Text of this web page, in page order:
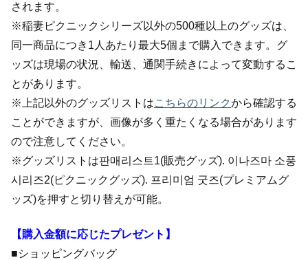
されます。
※稲妻ピクニックシリーズ以外の500種以上のグッズは、
同一商品につき1人あたり最大5個まで購入できます。グ
ッズは現場の状況、輸送、通関手続きによって変動するこ
とがあります。
※上記以外のグッズリストはこちらのリンクから確認する
ことができますが、画像が多く重たくなる場合があります
ので注意してください。
※グッズリストは판매리스트1(販売グッズ). 이나즈마 소풍
시리즈2(ピクニックグッズ). 프리미엄 굿즈(プレミアムグ
ッズ)を押すと切り替えが可能。
【購入金額に応じたプレゼント】
■ショッピングバッグ